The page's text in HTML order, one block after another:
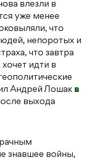
влезли в
уже менее
что
непоротых и
что завтра
идти в
Андрей Лошак в
выхода
знавшее войны,